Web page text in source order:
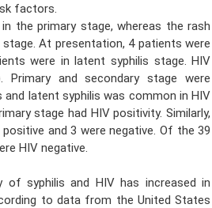
factors.
the primary stage, whereas the rash
At presentation, 4 patients were
were in latent syphilis stage. HIV
and secondary stage were
latent syphilis was common in HIV
stage had HIV positivity. Similarly,
and 3 were negative. Of the 39
HIV negative.
of syphilis and HIV has increased in
to data from the United States